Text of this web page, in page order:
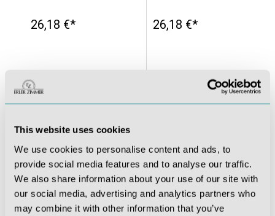
This website uses cookies
We use cookies to personalise content and ads, to
provide social media features and to analyse our traffic.
We also share information about your use of our site with
our social media, advertising and analytics partners who
may combine it with other information that you’ve
26,18 €* 26,18 €*